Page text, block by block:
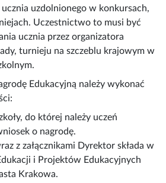
uzdolnionego w konkursach,
Uczestnictwo to musi być
ucznia przez organizatora
turnieju na szczeblu krajowym w
Edukacyjną należy wykonać
do której należy uczeń
o nagrodę.
z załącznikami Dyrektor składa w
i Projektów Edukacyjnych
Krakowa.